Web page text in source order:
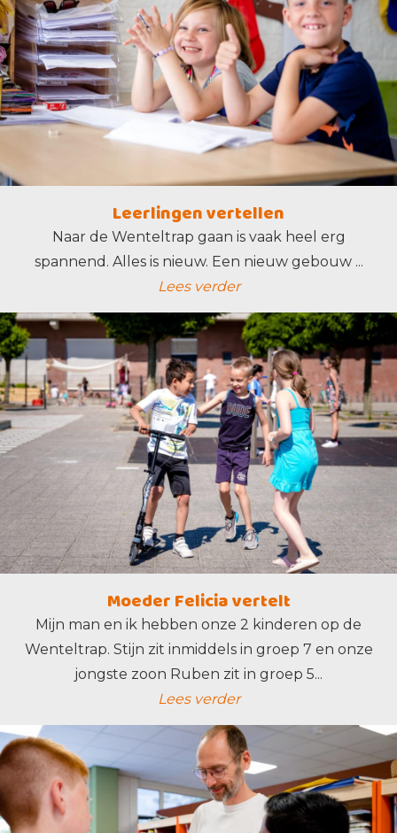
Leerlingen vertellen
Naar de Wenteltrap gaan is vaak heel erg
spannend. Alles is nieuw. Een nieuw gebouw ...
Lees verder
lees verder
Moeder Felicia vertelt
Mijn man en ik hebben onze 2 kinderen op de
Wenteltrap. Stijn zit inmiddels in groep 7 en onze
jongste zoon Ruben zit in groep 5...
Lees verder
lees verder